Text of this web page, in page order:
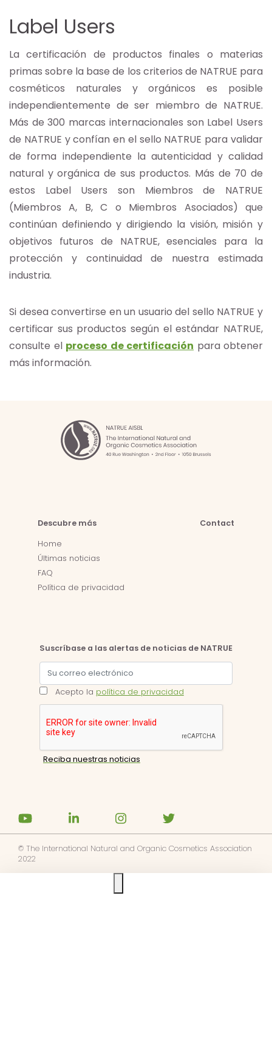
Label Users
La certificación de productos finales o materias
primas sobre la base de los criterios de NATRUE para
cosméticos naturales y orgánicos es posible
independientemente de ser miembro de NATRUE.
Más de 300 marcas internacionales son Label Users
de NATRUE y confían en el sello NATRUE para validar
de forma independiente la autenticidad y calidad
natural y orgánica de sus productos. Más de 70 de
estos Label Users son Miembros de NATRUE
(Miembros A, B, C o Miembros Asociados) que
continúan definiendo y dirigiendo la visión, misión y
objetivos futuros de NATRUE, esenciales para la
protección y continuidad de nuestra estimada
industria.
Si desea convertirse en un usuario del sello NATRUE y
certificar sus productos según el estándar NATRUE,
consulte el proceso de certificación para obtener
más información.
Descubre más
Home
Últimas noticias
FAQ
Política de privacidad
Contact
Suscríbase a las alertas de noticias de NATRUE
Acepto la política de privacidad
© The International Natural and Organic Cosmetics Association
2022